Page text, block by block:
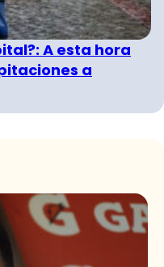
A esta hora
a